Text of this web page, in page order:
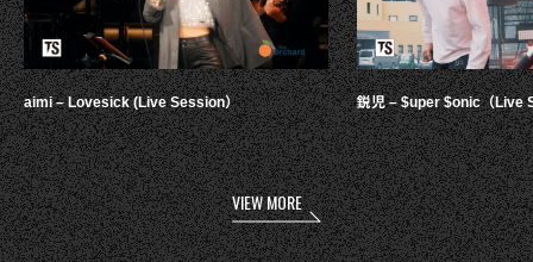
aimi – Lovesick (Live Session） 鋭児 – $uper $onic（Live
VIEW MORE